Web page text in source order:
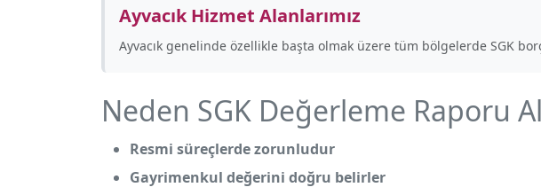
Ayvacık Hizmet Alanlarımız
Ayvacık genelinde özellikle başta olmak üzere tüm bölgelerde SGK
Neden SGK Değerleme Raporu
Resmi süreçlerde zorunludur
Gayrimenkul değerini doğru belirler